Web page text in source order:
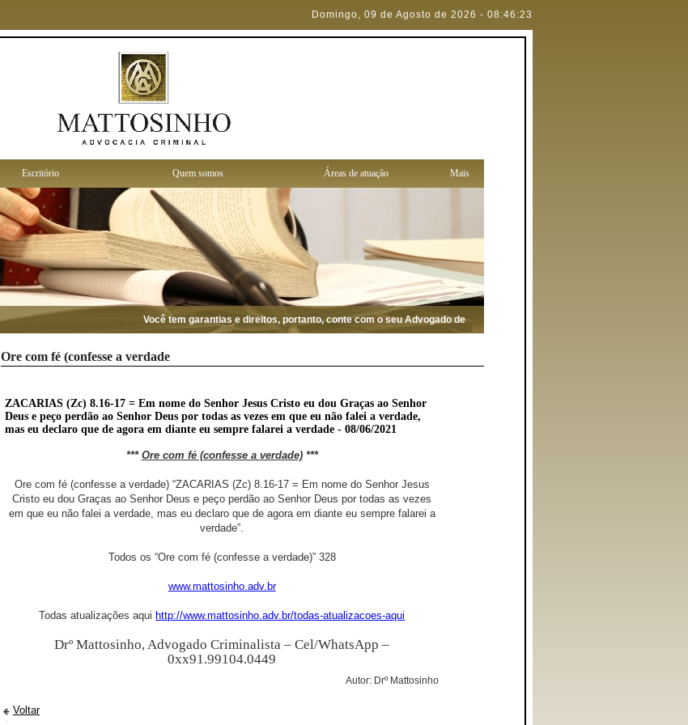
Domingo, 09 de Agosto de 2026 - 08:46:23
Escritório Quem somos Áreas de atuação Mais
Você tem garantias e direitos, portanto, conte com o seu Advogado de confiança para defendê-lo (a)
Ore com fé (confesse a verdade
ZACARIAS (Zc) 8.16-17 = Em nome do Senhor Jesus Cristo eu dou Graças ao Senhor
Deus e peço perdão ao Senhor Deus por todas as vezes em que eu não falei a verdade,
mas eu declaro que de agora em diante eu sempre falarei a verdade - 08/06/2021
*** Ore com fé (confesse a verdade)***
Ore com fé (confesse a verdade) “ZACARIAS (Zc) 8.16-17 = Em nome do Senhor Jesus
Cristo eu dou Graças ao Senhor Deus e peço perdão ao Senhor Deus por todas as vezes
em que eu não falei a verdade, mas eu declaro que de agora em diante eu sempre falarei a
verdade”.
Todos os “Ore com fé (confesse a verdade)” 328
www.mattosinho.adv.br
Todas atualizações aquihttp://www.mattosinho.adv.br/todas-atualizacoes-aqui
Drº Mattosinho, Advogado Criminalista –Cel/WhatsApp –
0xx91.99104.0449
Autor: Drº Mattosinho
Voltar